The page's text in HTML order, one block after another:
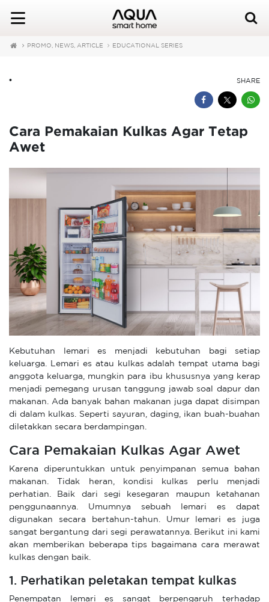
PROMO, NEWS, ARTICLE EDUCATIONAL SERIES
SHARE
•
Cara Pemakaian Kulkas Agar Tetap
Awet
Kebutuhan lemari es menjadi kebutuhan bagi setiap
keluarga. Lemari es atau kulkas adalah tempat utama bagi
anggota keluarga, mungkin para ibu khususnya yang kerap
menjadi pemegang urusan tanggung jawab soal dapur dan
makanan. Ada banyak bahan makanan juga dapat disimpan
di dalam kulkas. Seperti sayuran, daging, ikan buah-buahan
diletakkan secara berdampingan.
Cara Pemakaian Kulkas Agar Awet
Karena diperuntukkan untuk penyimpanan semua bahan
makanan. Tidak heran, kondisi kulkas perlu menjadi
perhatian. Baik dari segi kesegaran maupun ketahanan
penggunaannya. Umumnya sebuah lemari es dapat
digunakan secara bertahun-tahun. Umur lemari es juga
sangat bergantung dari segi perawatannya. Berikut ini kami
akan memberikan beberapa tips bagaimana cara merawat
kulkas dengan baik.
1. Perhatikan peletakan tempat kulkas
Penempatan lemari es sangat berpengaruh terhadap